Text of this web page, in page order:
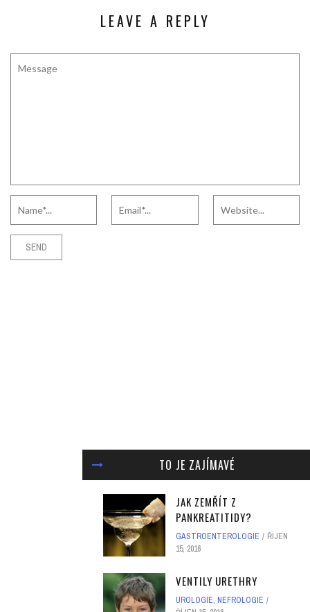
LEAVE A REPLY
TO JE ZAJÍMAVÉ
JAK ZEMŘÍT Z
PANKREATITIDY?
GASTROENTEROLOGIE
ŘÍJEN
15, 2016
VENTILY URETHRY
UROLOGIE, NEFROLOGIE